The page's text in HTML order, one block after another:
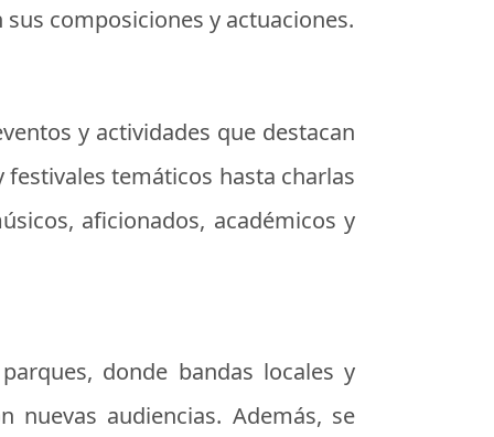
composiciones y actuaciones.
y actividades que destacan
temáticos hasta charlas
aficionados, académicos y
donde bandas locales y
audiencias. Además, se